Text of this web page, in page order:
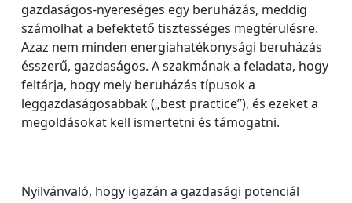
gazdaságos-nyereséges egy beruházás, meddig
számolhat a befektető tisztességes megtérülésre.
Azaz nem minden energiahatékonysági beruházás
ésszerű, gazdaságos. A szakmának a feladata, hogy
feltárja, hogy mely beruházás típusok a
leggazdaságosabbak („best practice”), és ezeket a
megoldásokat kell ismertetni és támogatni.
Nyilvánvaló, hogy igazán a gazdasági potenciál